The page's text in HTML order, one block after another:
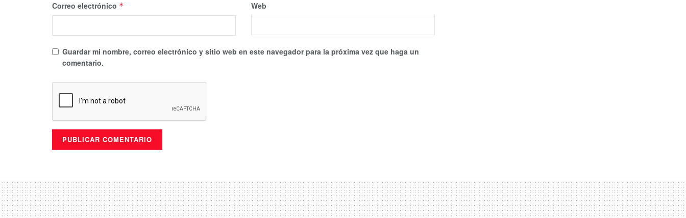
Correo electrónico * Web
Guardar mi nombre, correo electrónico y sitio web en este navegador para la próxima vez que haga un
comentario.